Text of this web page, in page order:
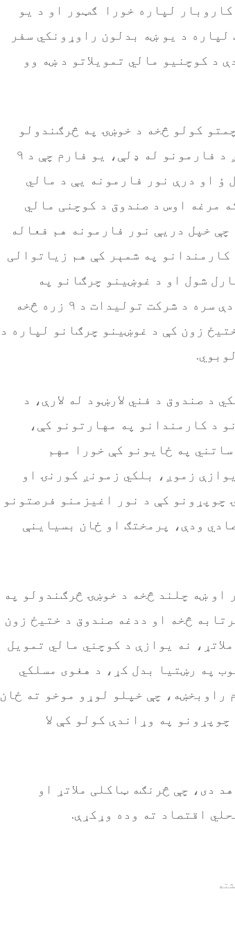
لپاره خورا ګټور او د یو
د یو ښه بدلون راوړونکي سفر
د کوچنیو مالي تمویلاتو د ښه وو
کولو څخه د خوښۍ په څرګندولو
سره زیاتوي: د لومړی مرستې غوښتنې پر مهال زموږ د فارمونو له ډلې، یو فارم چې د ۹
ؤ او درې نور فارمونه یې د مالي
مرغه اوس د صندوق د کوچنی مالي
خپل دریې نور فارمونه هم فعاله
په شمېر کې هم زیاتوالی
شول او د غوښینو چرګانو په
تولیداتو کې هم د پام وړ بدلون رامنځته شو، چې دې سره د شرکت تولیدات د ۹ زره څخه
زون کې د غوښینو چرګانو لپاره د
د صندوق د فني لارښود له لارې، د
د کارمندانو په مهارتونو کې،
په ځایونو کې خورا مهم
زموږ، بلکي زمونږ کورنۍ او
کې د نور اغیزمنو فرصتونو
ودې، پرمختګ او ځان بسیاینې
او ښه چلند څخه د خوښۍ څرګندولو په
څخه او ددغه صندوق د ختیځ زون
نه یوازې د کوچني مالي تمویل
په رښتیا بدل کړ، د هغوی مسلکي
راوبخښه، چې خپلو لوړو موخو ته ځان
په وړاندې کولو کې لا
دی، چې څرنګه ټاکلی ملاتړ او
اقتصاد ته وده وړکړې.